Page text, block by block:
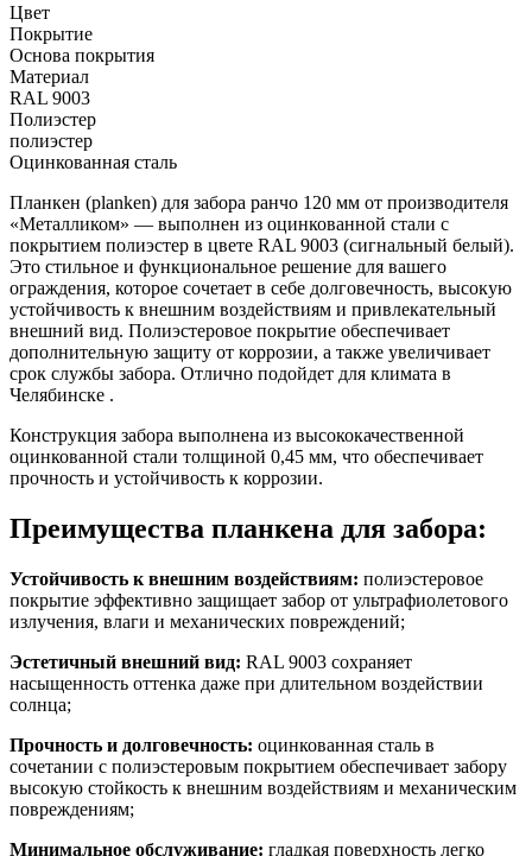
Цвет
Покрытие
Основа покрытия
Материал
RAL 9003
Полиэстер
полиэстер
Оцинкованная сталь
Планкен (planken) для забора ранчо 120 мм от производителя
«Металликом» — выполнен из оцинкованной стали с
покрытием полиэстер в цвете RAL 9003 (сигнальный белый).
Это стильное и функциональное решение для вашего
ограждения, которое сочетает в себе долговечность, высокую
устойчивость к внешним воздействиям и привлекательный
внешний вид. Полиэстеровое покрытие обеспечивает
дополнительную защиту от коррозии, а также увеличивает
срок службы забора. Отлично подойдет для климата в
Челябинске .
Конструкция забора выполнена из высококачественной
оцинкованной стали толщиной 0,45 мм, что обеспечивает
прочность и устойчивость к коррозии.
Преимущества планкена для забора:
Устойчивость к внешним воздействиям: полиэстеровое
покрытие эффективно защищает забор от ультрафиолетового
излучения, влаги и механических повреждений;
Эстетичный внешний вид: RAL 9003 сохраняет
насыщенность оттенка даже при длительном воздействии
солнца;
Прочность и долговечность: оцинкованная сталь в
сочетании с полиэстеровым покрытием обеспечивает забору
высокую стойкость к внешним воздействиям и механическим
повреждениям;
Минимальное обслуживание: гладкая поверхность легко